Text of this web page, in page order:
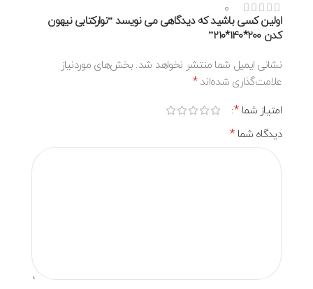
0
اولین کسی باشید که دیدگاهی می نویسد “نوارکتابی نیهون
کدن 200*140*210”
نشانی ایمیل شما منتشر نخواهد شد. بخش‌های موردنیاز
علامت‌گذاری شده‌اند*
امتیاز شما*
دیدگاه شما*